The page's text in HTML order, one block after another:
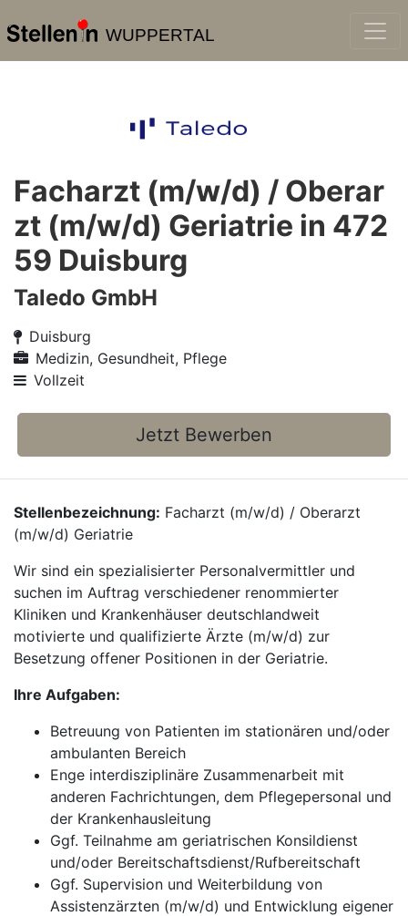
WUPPERTAL
Facharzt (m/w/d) / Oberar
zt (m/w/d) Geriatrie in 472
59 Duisburg
Taledo GmbH
Duisburg
Medizin, Gesundheit, Pflege
Vollzeit
Jetzt Bewerben
Stellenbezeichnung: Facharzt (m/w/d) / Oberarzt
(m/w/d) Geriatrie
Wir sind ein spezialisierter Personalvermittler und
suchen im Auftrag verschiedener renommierter
Kliniken und Krankenhäuser deutschlandweit
motivierte und qualifizierte Ärzte (m/w/d) zur
Besetzung offener Positionen in der Geriatrie.
Ihre Aufgaben:
Betreuung von Patienten im stationären und/oder
ambulanten Bereich
Enge interdisziplinäre Zusammenarbeit mit
anderen Fachrichtungen, dem Pflegepersonal und
der Krankenhausleitung
Ggf. Teilnahme am geriatrischen Konsildienst
und/oder Bereitschaftsdienst/Rufbereitschaft
Ggf. Supervision und Weiterbildung von
Assistenzärzten (m/w/d) und Entwicklung eigener